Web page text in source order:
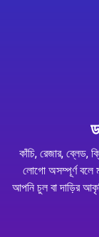
কাঁচি, রেজার, ব্লেড,
লোগো অসম্পূর্ণ বলে
আপনি চুল বা দাড়ির